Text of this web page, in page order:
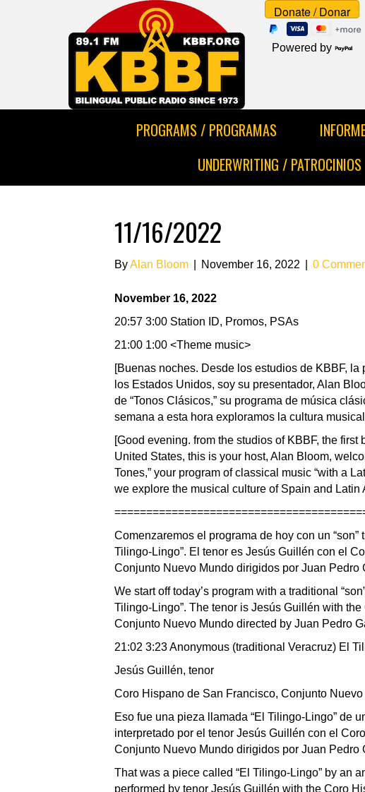
Powered by
PROGRAMS / PROGRAMAS
UNDERWRITING / PATROCINIOS
11/16/2022
ByAlan Bloom November 16, 2022 0
November 16, 2022
20:57 3:00 Station ID, Promos, PSAs
21:00 1:00 <Theme music>
[Buenas noches. Desde los estudios de KBBF,
los Estados Unidos, soy su presentador, Alan
de “Tonos Clásicos,” su programa de música
semana a esta hora exploramos la cultura
[Good evening. from the studios of KBBF, the
United States, this is your host, Alan Bloom,
Tones,” your program of classical music “with a
we explore the musical culture of Spain and Latin
Comenzaremos el programa de hoy con un “son”
Tilingo-Lingo”. El tenor es Jesús Guillén con el
Conjunto Nuevo Mundo dirigidos por Juan Pedro
We start off today’s program with a traditional
Tilingo-Lingo”. The tenor is Jesús Guillén with
Conjunto Nuevo Mundo directed by Juan Pedro
21:02 3:23 Anonymous (traditional Veracruz) El
Jesús Guillén, tenor
Coro Hispano de San Francisco, Conjunto
Eso fue una pieza llamada “El Tilingo-Lingo” de
interpretado por el tenor Jesús Guillén con el
Conjunto Nuevo Mundo dirigidos por Juan Pedro
That was a piece called “El Tilingo-Lingo” by an
performed by tenor Jesús Guillén with the Coro